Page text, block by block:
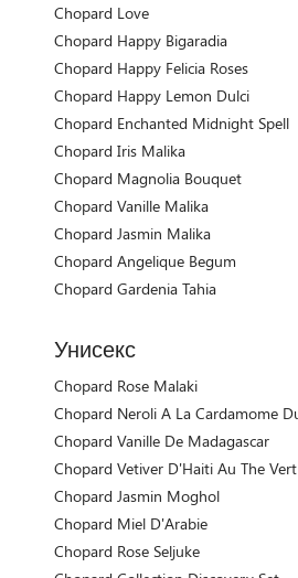
Chopard Love
Chopard Happy Bigaradia
Chopard Happy Felicia Roses
Chopard Happy Lemon Dulci
Chopard Enchanted Midnight Spell
Chopard Iris Malika
Chopard Magnolia Bouquet
Chopard Vanille Malika
Chopard Jasmin Malika
Chopard Angelique Begum
Chopard Gardenia Tahia
Унисекс
Chopard Rose Malaki
Chopard Neroli A La Cardamome
Chopard Vanille De Madagascar
Chopard Vetiver D'Haiti Au The Vert
Chopard Jasmin Moghol
Chopard Miel D'Arabie
Chopard Rose Seljuke